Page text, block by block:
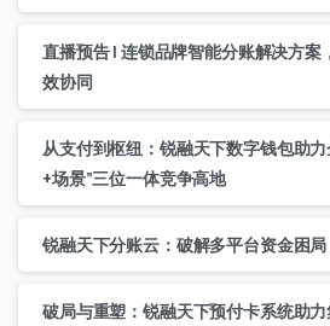
直播预告 | 连锁品牌智能分账解决方案
效协同
从支付到枢纽：锐融天下数字钱包助
+场景”三位一体竞争高地
锐融天下分账云：破解多平台资金困
破局与重塑：锐融天下预付卡系统助